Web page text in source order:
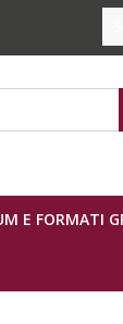
E FORMATI